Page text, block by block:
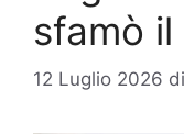
sfamò il
12 Luglio 2026 di